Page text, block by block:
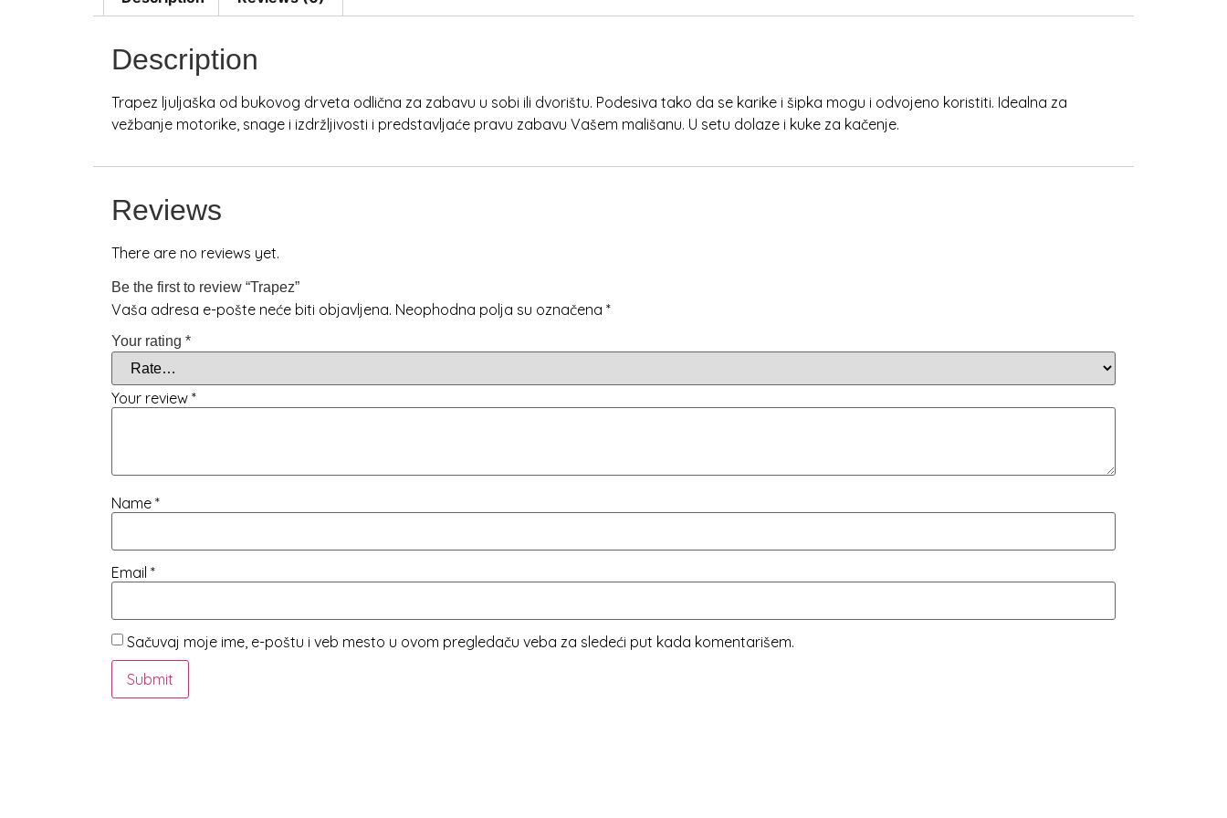
Description
Trapez ljuljaška od bukovog drveta odlična za zabavu u sobi ili dvorištu. Podesiva tako da se karike i šipka mogu i odvojeno koristiti. Idealna za
vežbanje motorike, snage i izdržljivosti i predstavljaće pravu zabavu Vašem mališanu. U setu dolaze i kuke za kačenje.
Reviews
There are no reviews yet.
Be the first to review “Trapez”
Vaša adresa e-pošte neće biti objavljena. Neophodna polja su označena *
Your rating *
Your review *
Name *
Email *
Sačuvaj moje ime, e-poštu i veb mesto u ovom pregledaču veba za sledeći put kada komentarišem.